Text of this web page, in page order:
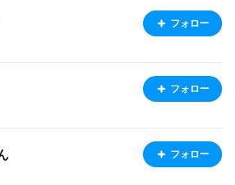
フォロー
フォロー
フォロー